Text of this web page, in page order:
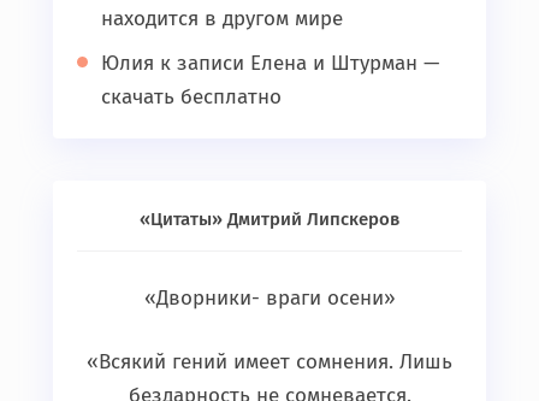
находится в другом мире
Юлия к записи Елена и Штурман —
скачать бесплатно
«Цитаты» Дмитрий Липскеров
«Дворники- враги осени»
«Всякий гений имеет сомнения. Лишь
бездарность не сомневается.